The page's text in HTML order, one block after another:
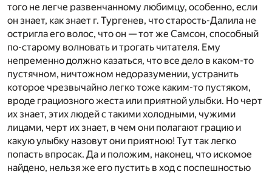
того не легче развенчанному любимцу, особенно, если
он знает, как знает г. Тургенев, что старость-Далила не
остригла его волос, что он — тот же Самсон, способный
по-старому волновать и трогать читателя. Ему
непременно должно казаться, что все дело в каком-то
пустячном, ничтожном недоразумении, устранить
которое чрезвычайно легко тоже каким-то пустяком,
вроде грациозного жеста или приятной улыбки. Но черт
их знает, этих людей с такими холодными, чужими
лицами, черт их знает, в чем они полагают грацию и
какую улыбку назовут они приятною! Тут так легко
попасть впросак. Да и положим, наконец, что искомое
найдено, нельзя же его пустить в ход с поспешностью